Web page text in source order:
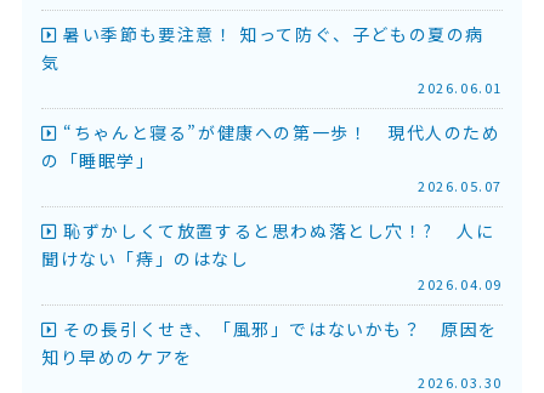
暑い季節も要注意！ 知って防ぐ、子どもの夏の病
気
2026.06.01
“ちゃんと寝る”が健康への第一歩！ 現代人のため
の「睡眠学」
2026.05.07
恥ずかしくて放置すると思わぬ落とし穴！? 人に
聞けない「痔」のはなし
2026.04.09
その長引くせき、「風邪」ではないかも？ 原因を
知り早めのケアを
2026.03.30